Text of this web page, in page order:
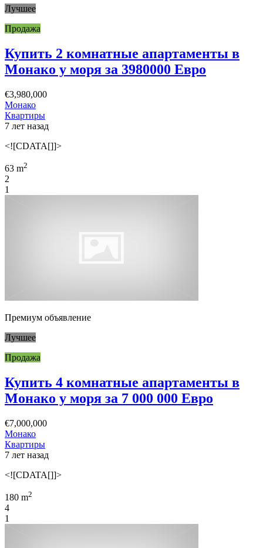
Лучшее
Продажа
Купить 2 комнатные апартаменты в
Монако у моря за 3980000 Евро
€3,980,000
Монако
Квартиры
7 лет назад
<![CDATA[]]>
63 m2
2
1
Премиум объявление
Лучшее
Продажа
Купить 4 комнатные апартаменты в
Монако у моря за 7 000 000 Евро
€7,000,000
Монако
Квартиры
7 лет назад
<![CDATA[]]>
180 m2
4
1